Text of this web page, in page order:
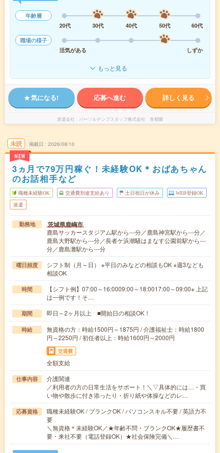
年齢層
20代
30代 40代 50代
60代
職場の様子
活気がある
しずか
もっと見る
気になる! 応募へ進む 詳しく見る
派遣会社 パーソルテンプスタッフ株式会社 首都圏
未読
NEW
掲載日 2026/08/10
3ヵ月で79万円稼ぐ！未経験OK＊おばあちゃん
のお話相手など
職種未経験OK 交通費別途支給あり 土日祝日が休み WEB登録OK
派遣
勤務地 茨城県鹿嶋市
鹿島サッカースタジアム駅から---分／鹿島神宮駅から---分／
鹿島大野駅から---分／長者ケ浜潮騒はまなす公園前駅から---
分／鹿島灘駅から---分
曜日頻度
シフト制（月～日） ※平日のみなどの相談もOK ※週3なども
相談OK
時間
【シフト例】07:00～16:0009:00～18:0017:00～09:00※ 上記
は一例です！そ…
期間 即日～2ヶ月以上 ■開始日の相談OK！
時給
無資格の方：時給1500円～1875円 / 介護福祉士：時給1800
円～2250円 / 初任者以上：時給1600円～2000円
交通費
全額支給
仕事内容
介護関連
／利用者の方の日常生活をサポート！＼▽具体的には…・買
い物や散歩に付き添ったり・折り紙や体操などのレ…
応募資格
職種未経験OK / ブランクOK / パソコンスキル不要 / 英語力不
要
＼無資格＊未経験OK／★年齢不問・ブランクOK★履歴書不
要・来社不要（電話登録OK）★社会保険完備＼…